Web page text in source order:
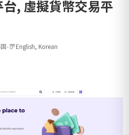
, 虛擬貨幣交易平
• English, Korean